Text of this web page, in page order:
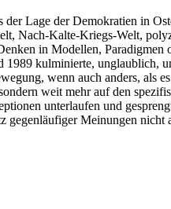
Lage der Demokratien in
Nach-Kalte-Kriegs-Welt,
in Modellen,
1989 kulminierte,
wenn auch anders, als
weit mehr auf den
unterlaufen und
gegenläufiger Meinungen